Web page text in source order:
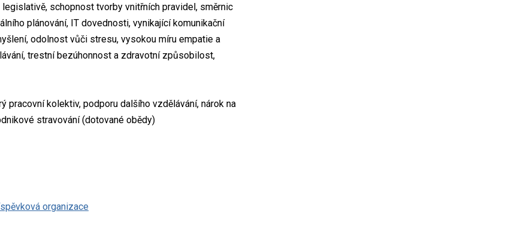
schopnost tvorby vnitřních pravidel, směrnic
plánování, IT dovednosti, vynikající komunikační
odolnost vůči stresu, vysokou míru empatie a
trestní bezúhonnost a zdravotní způsobilost,
pracovní kolektiv, podporu dalšího vzdělávání, nárok na
stravování (dotované obědy)
organizace